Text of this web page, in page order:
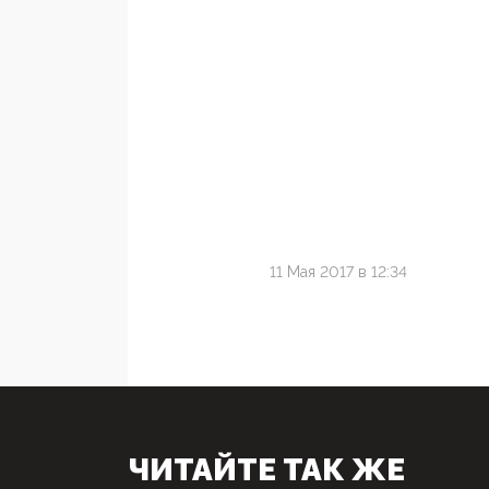
11 Мая 2017 в 12:34
ЧИТАЙТЕ ТАК ЖЕ